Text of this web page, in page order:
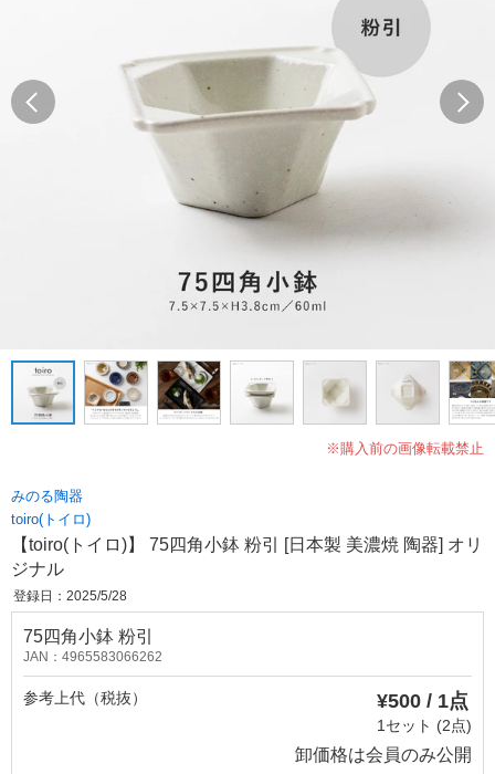
※購入前の画像転載禁止
みのる陶器
toiro(トイロ)
【toiro(トイロ)】 75四角小鉢 粉引 [日本製 美濃焼 陶器] オリ
ジナル
登録日：2025/5/28
75四角小鉢 粉引
JAN：4965583066262
参考上代（税抜） ¥500 / 1点
1セット (2点)
卸価格は会員のみ公開